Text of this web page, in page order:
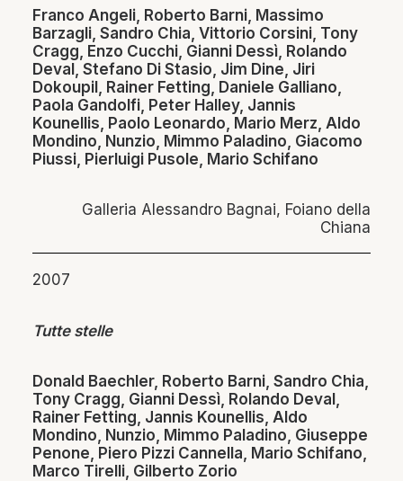
Franco Angeli, Roberto Barni, Massimo
Barzagli, Sandro Chia, Vittorio Corsini, Tony
Cragg, Enzo Cucchi, Gianni Dessì, Rolando
Deval, Stefano Di Stasio, Jim Dine, Jiri
Dokoupil, Rainer Fetting, Daniele Galliano,
Paola Gandolfi, Peter Halley, Jannis
Kounellis, Paolo Leonardo, Mario Merz, Aldo
Mondino, Nunzio, Mimmo Paladino, Giacomo
Piussi, Pierluigi Pusole, Mario Schifano
Galleria Alessandro Bagnai, Foiano della
Chiana
2007
Tutte stelle
Donald Baechler, Roberto Barni, Sandro Chia,
Tony Cragg, Gianni Dessì, Rolando Deval,
Rainer Fetting, Jannis Kounellis, Aldo
Mondino, Nunzio, Mimmo Paladino, Giuseppe
Penone, Piero Pizzi Cannella, Mario Schifano,
Marco Tirelli, Gilberto Zorio